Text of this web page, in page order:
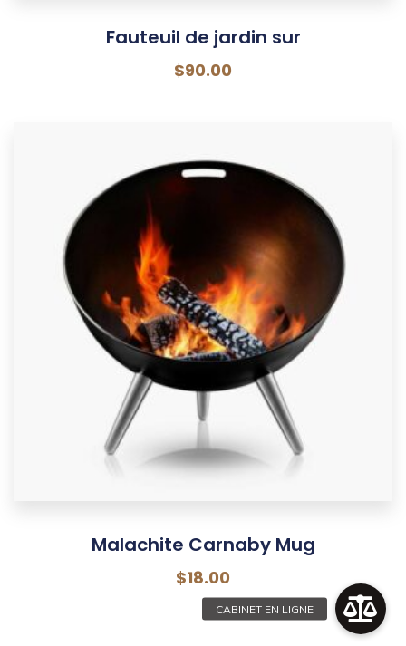
Fauteuil de jardin sur
$90.00
Malachite Carnaby Mug
$18.00